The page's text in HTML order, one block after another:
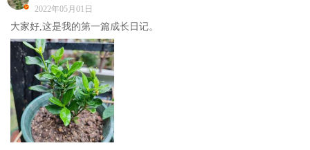
2022年05月01日
大家好,这是我的第一篇成长日记。